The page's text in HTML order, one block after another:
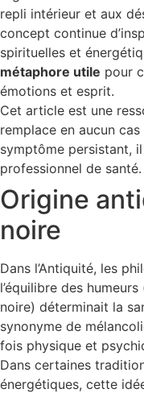
repli intérieur et aux
concept continue
spirituelles et
métaphore utile pour
émotions et esprit.
Cet article est une
remplace en aucun
symptôme persistant,
professionnel de santé.
Origine
noire
Dans l’Antiquité, les
l’équilibre des
noire) déterminait la
synonyme de
fois physique et
Dans certaines
énergétiques, cette